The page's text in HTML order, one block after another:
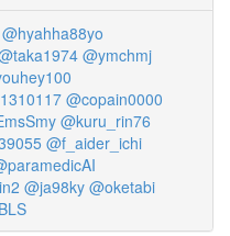
@hyahha88yo
@ymchmj
@copain0000
@kuru_rin76
@f_aider_ichi
@ja98ky @oketabi